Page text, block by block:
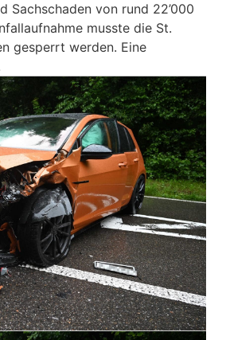
Sachschaden von rund 22’000
musste die St.
gesperrt werden. Eine